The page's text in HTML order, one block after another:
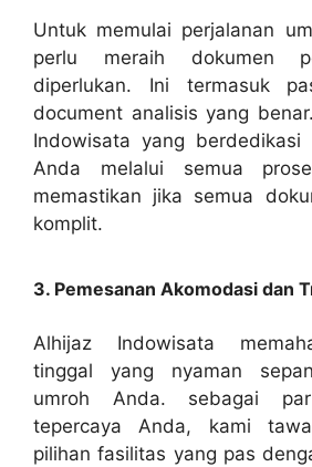
Untuk memulai perjalanan
perlu meraih dokumen
diperlukan. Ini termasuk
document analisis yang
Indowisata yang berdedikasi
Anda melalui semua
memastikan jika semua
komplit.
3. Pemesanan Akomodasi dan
Alhijaz Indowisata
tinggal yang nyaman
umroh Anda. sebagai
tepercaya Anda, kami
pilihan fasilitas yang pas